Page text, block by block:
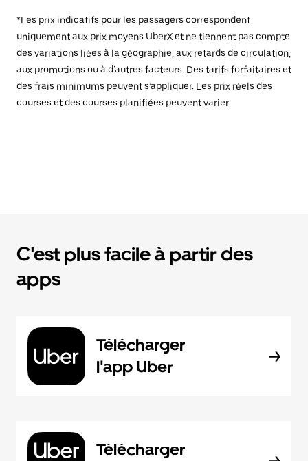
*Les prix indicatifs pour les passagers correspondent
uniquement aux prix moyens UberX et ne tiennent pas compte
des variations liées à la géographie, aux retards de circulation,
aux promotions ou à d’autres facteurs. Des tarifs forfaitaires et
des frais minimums peuvent s’appliquer. Les prix réels des
courses et des courses planifiées peuvent varier.
C'est plus facile à partir des
apps
Télécharger
l'app Uber
Télécharger